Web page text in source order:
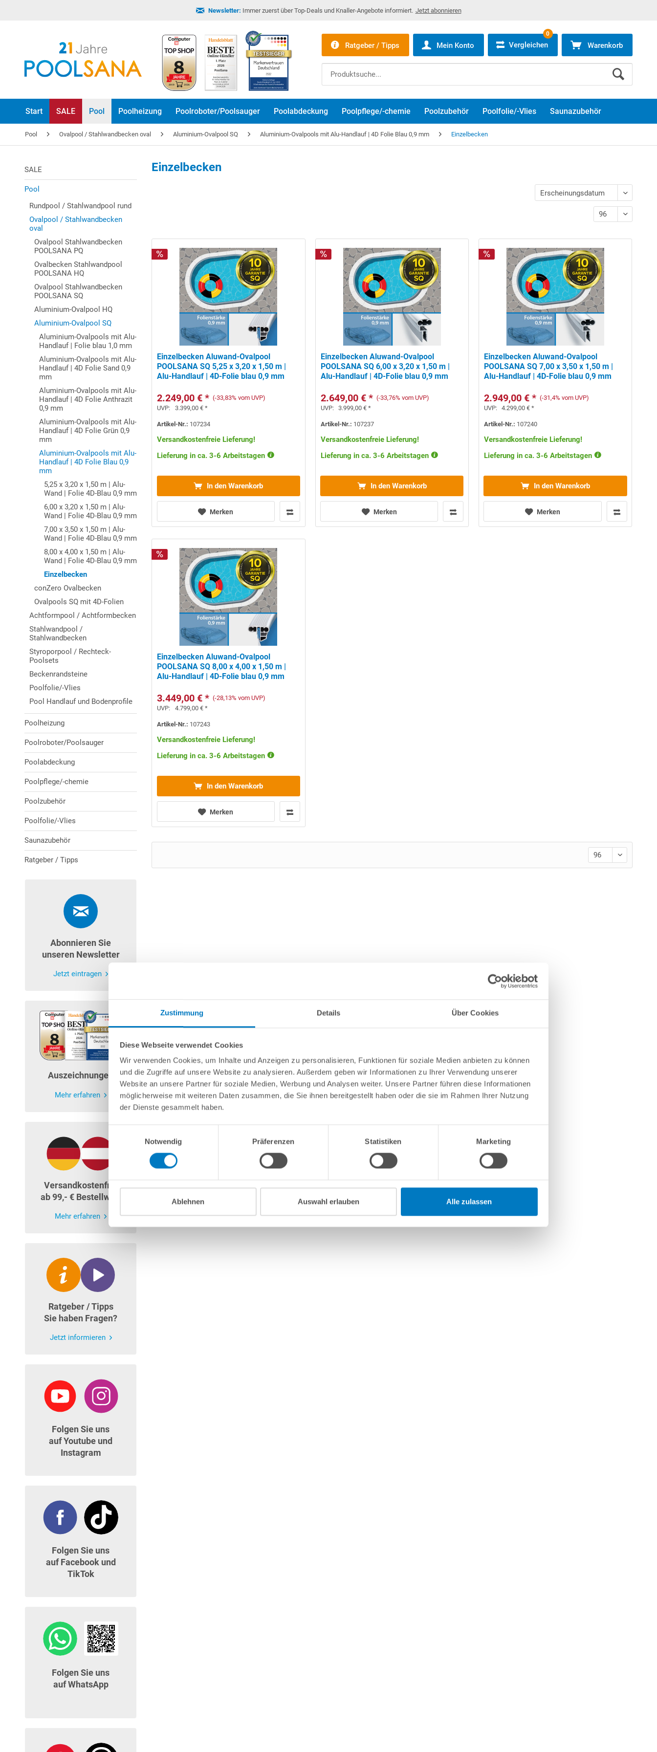
Zustimmung Details Über Cookies
Diese Webseite verwendet Cookies
Wir verwenden Cookies, um Inhalte und Anzeigen zu personalisieren, Funktionen für soziale Medien anbieten zu können
und die Zugriffe auf unsere Website zu analysieren. Außerdem geben wir Informationen zu Ihrer Verwendung unserer
Website an unsere Partner für soziale Medien, Werbung und Analysen weiter. Unsere Partner führen diese Informationen
möglicherweise mit weiteren Daten zusammen, die Sie ihnen bereitgestellt haben oder die sie im Rahmen Ihrer Nutzung
der Dienste gesammelt haben.
Notwendig
Präferenzen Statistiken Marketing
Ablehnen Auswahl erlauben Alle zulassen
Newsletter: Immer zuerst über Top-Deals und Knaller-Angebote informiert. Jetzt abonnieren
Ratgeber / Tipps Mein Konto Vergleichen
0
Warenkorb
Start SALE Pool Poolheizung Poolroboter/Poolsauger Poolabdeckung Poolpflege/-chemie Poolzubehör Poolfolie/-Vlies Saunazubehör
Pool Ovalpool / Stahlwandbecken oval Aluminium-Ovalpool SQ Aluminium-Ovalpools mit Alu-Handlauf | 4D Folie Blau 0,9 mm Einzelbecken
SALE
Pool
Rundpool / Stahlwandpool rund
Ovalpool / Stahlwandbecken
oval
Ovalpool Stahlwandbecken
POOLSANA PQ
Ovalbecken Stahlwandpool
POOLSANA HQ
Ovalpool Stahlwandbecken
POOLSANA SQ
Aluminium-Ovalpool HQ
Aluminium-Ovalpool SQ
Aluminium-Ovalpools mit Alu-
Handlauf | Folie blau 1,0 mm
Aluminium-Ovalpools mit Alu-
Handlauf | 4D Folie Sand 0,9
mm
Aluminium-Ovalpools mit Alu-
Handlauf | 4D Folie Anthrazit
0,9 mm
Aluminium-Ovalpools mit Alu-
Handlauf | 4D Folie Grün 0,9
mm
Aluminium-Ovalpools mit Alu-
Handlauf | 4D Folie Blau 0,9
mm
5,25 x 3,20 x 1,50 m | Alu-
Wand | Folie 4D-Blau 0,9 mm
6,00 x 3,20 x 1,50 m | Alu-
Wand | Folie 4D-Blau 0,9 mm
7,00 x 3,50 x 1,50 m | Alu-
Wand | Folie 4D-Blau 0,9 mm
8,00 x 4,00 x 1,50 m | Alu-
Wand | Folie 4D-Blau 0,9 mm
Einzelbecken
conZero Ovalbecken
Ovalpools SQ mit 4D-Folien
Achtformpool / Achtformbecken
Stahlwandpool /
Stahlwandbecken
Styroporpool / Rechteck-
Poolsets
Beckenrandsteine
Poolfolie/-Vlies
Pool Handlauf und Bodenprofile
Poolheizung
Poolroboter/Poolsauger
Poolabdeckung
Poolpflege/-chemie
Poolzubehör
Poolfolie/-Vlies
Saunazubehör
Ratgeber / Tipps
Abonnieren Sie
unseren Newsletter
Jetzt eintragen
Auszeichnungen
Mehr erfahren
Versandkostenfrei
ab 99,- € Bestellwert
Mehr erfahren
Ratgeber / Tipps
Sie haben Fragen?
Jetzt informieren
Folgen Sie uns
auf Youtube und
Instagram
Folgen Sie uns
auf Facebook und
TikTok
Folgen Sie uns
auf WhatsApp
Einzelbecken
Einzelbecken Aluwand-Ovalpool
POOLSANA SQ 5,25 x 3,20 x 1,50 m |
Alu-Handlauf | 4D-Folie blau 0,9 mm
2.249,00 € * (-33,83% vom UVP)
UVP:
3.399,00 € *
Artikel-Nr.: 107234
Versandkostenfreie Lieferung!
Lieferung in ca. 3-6 Arbeitstagen
In den Warenkorb
Merken
Einzelbecken Aluwand-Ovalpool
POOLSANA SQ 6,00 x 3,20 x 1,50 m |
Alu-Handlauf | 4D-Folie blau 0,9 mm
2.649,00 € * (-33,76% vom UVP)
UVP: 3.999,00 € *
Artikel-Nr.: 107237
Versandkostenfreie Lieferung!
Lieferung in ca. 3-6 Arbeitstagen
In den Warenkorb
Merken
Einzelbecken Aluwand-Ovalpool
POOLSANA SQ 7,00 x 3,50 x 1,50 m |
Alu-Handlauf | 4D-Folie blau 0,9 mm
2.949,00 € * (-31,4% vom UVP)
UVP:
4.299,00 € *
Artikel-Nr.: 107240
Versandkostenfreie Lieferung!
Lieferung in ca. 3-6 Arbeitstagen
In den Warenkorb
Merken
Einzelbecken Aluwand-Ovalpool
POOLSANA SQ 8,00 x 4,00 x 1,50 m |
Alu-Handlauf | 4D-Folie blau 0,9 mm
3.449,00 € * (-28,13% vom UVP)
UVP:
4.799,00 € *
Artikel-Nr.: 107243
Versandkostenfreie Lieferung!
Lieferung in ca. 3-6 Arbeitstagen
In den Warenkorb
Merken